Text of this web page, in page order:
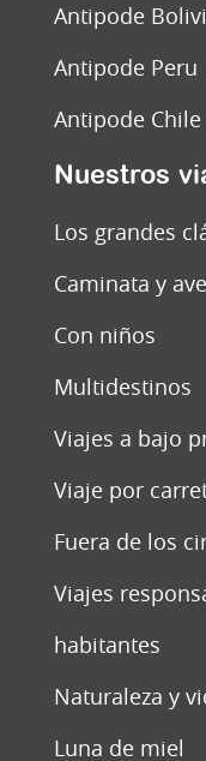
Antipode
Antipode Peru
Antipode Chile
Nuestros
Los grandes
Caminata y
Con niños
Multidestinos
Viajes a bajo
Viaje por
Fuera de los
Viajes
habitantes
Naturaleza y
Luna de miel